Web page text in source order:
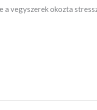
vegyszerek okozta